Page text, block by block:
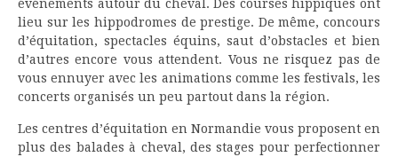
événements autour du cheval. Des courses hippiques ont
lieu sur les hippodromes de prestige. De même, concours
d’équitation, spectacles équins, saut d’obstacles et bien
d’autres encore vous attendent. Vous ne risquez pas de
vous ennuyer avec les animations comme les festivals, les
concerts organisés un peu partout dans la région.
Les centres d’équitation en Normandie vous proposent en
plus des balades à cheval, des stages pour perfectionner